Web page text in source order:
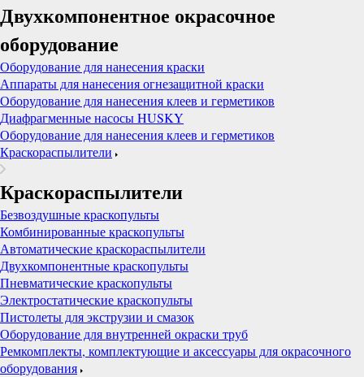
Двухкомпонентное окрасочное
оборудование
Оборудование для нанесения краски
Аппараты для нанесения огнезащитной краски
Оборудование для нанесения клеев и герметиков
Диафрагменные насосы HUSKY
Оборудование для нанесения клеев и герметиков
Краскораспылители
Краскораспылители
Безвоздушные краскопульты
Комбинированные краскопульты
Автоматические краскораспылители
Двухкомпонентные краскопульты
Пневматические краскопульты
Электростатические краскопульты
Пистолеты для экструзии и смазок
Оборудование для внутренней окраски труб
Ремкомплекты, комплектующие и аксессуары для окрасочного
оборудования